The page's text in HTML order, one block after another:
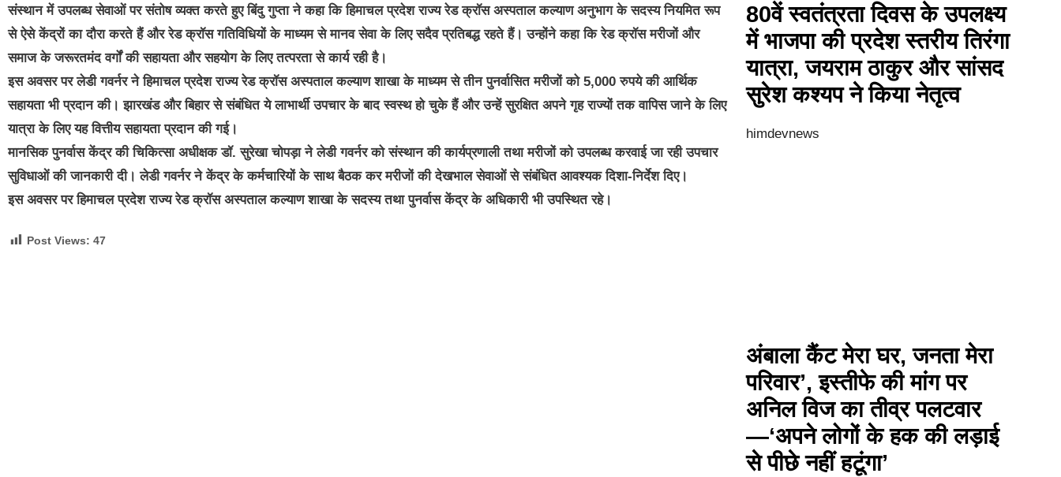
संस्थान में उपलब्ध सेवाओं पर संतोष व्यक्त करते हुए बिंदु गुप्ता ने कहा कि हिमाचल प्रदेश राज्य रेड क्रॉस अस्पताल कल्याण अनुभाग के सदस्य नियमित रूप
से ऐसे केंद्रों का दौरा करते हैं और रेड क्रॉस गतिविधियों के माध्यम से मानव सेवा के लिए सदैव प्रतिबद्ध रहते हैं। उन्होंने कहा कि रेड क्रॉस मरीजों और
समाज के जरूरतमंद वर्गों की सहायता और सहयोग के लिए तत्परता से कार्य रही है।
इस अवसर पर लेडी गवर्नर ने हिमाचल प्रदेश राज्य रेड क्रॉस अस्पताल कल्याण शाखा के माध्यम से तीन पुनर्वासित मरीजों को 5,000 रुपये की आर्थिक
सहायता भी प्रदान की। झारखंड और बिहार से संबंधित ये लाभार्थी उपचार के बाद स्वस्थ हो चुके हैं और उन्हें सुरक्षित अपने गृह राज्यों तक वापिस जाने के लिए
यात्रा के लिए यह वित्तीय सहायता प्रदान की गई।
मानसिक पुनर्वास केंद्र की चिकित्सा अधीक्षक डॉ. सुरेखा चोपड़ा ने लेडी गवर्नर को संस्थान की कार्यप्रणाली तथा मरीजों को उपलब्ध करवाई जा रही उपचार
सुविधाओं की जानकारी दी। लेडी गवर्नर ने केंद्र के कर्मचारियों के साथ बैठक कर मरीजों की देखभाल सेवाओं से संबंधित आवश्यक दिशा-निर्देश दिए।
इस अवसर पर हिमाचल प्रदेश राज्य रेड क्रॉस अस्पताल कल्याण शाखा के सदस्य तथा पुनर्वास केंद्र के अधिकारी भी उपस्थित रहे।
Post Views: 47
80वें स्वतंत्रता दिवस के उपलक्ष्य
में भाजपा की प्रदेश स्तरीय तिरंगा
यात्रा, जयराम ठाकुर और सांसद
सुरेश कश्यप ने किया नेतृत्व
himdevnews
अंबाला कैंट मेरा घर, जनता मेरा
परिवार’, इस्तीफे की मांग पर
अनिल विज का तीव्र पलटवार
—‘अपने लोगों के हक की लड़ाई
से पीछे नहीं हटूंगा’